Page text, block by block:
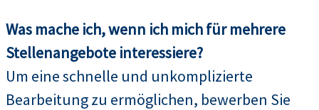
Was mache ich, wenn ich mich für mehrere
Stellenangebote interessiere?
Um eine schnelle und unkomplizierte
Bearbeitung zu ermöglichen, bewerben Sie